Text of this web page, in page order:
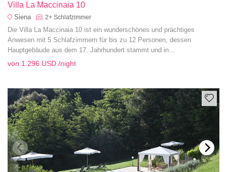
Villa La Maccinaia 10
Siena 2+ Schlafzimmer
Die Villa La Maccinaia 10 ist ein wunderschönes und prächtiges
Anwesen mit 5 Schlafzimmern für bis zu 12 Personen, dessen
Hauptgebäude aus dem 17. Jahrhundert stammt und in
außergewöhnlicher Qualität restauriert wurde, im Herzen des Chianti-
von 1.296 USD /night